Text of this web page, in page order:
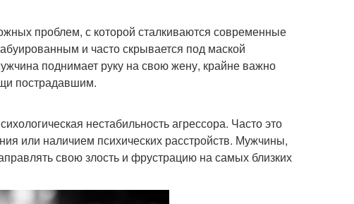
проблем, с которой сталкиваются современные
и часто скрывается под маской
поднимает руку на свою жену, крайне важно
пострадавшим.
нестабильность агрессора. Часто это
или наличием психических расстройств. Мужчины,
свою злость и фрустрацию на самых близких